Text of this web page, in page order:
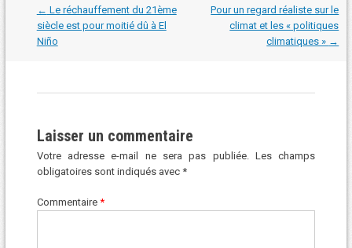
Navigation
dans
les
articles
← Le réchauffement du 21ème
siècle est pour moitié dû à El
Niño
Pour un regard réaliste sur le
climat et les « politiques
climatiques » →
Laisser un commentaire
Votre adresse e-mail ne sera pas publiée.
Les champs
obligatoires sont indiqués avec *
Commentaire *